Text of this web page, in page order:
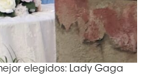
elegidos: Lady Gaga